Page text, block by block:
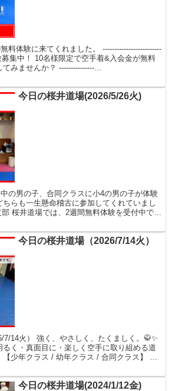
料体験に来てくれました。 -------------------------
集中！ 10名様限定で空手着&入会金が無料
みませんか？ ---------------...
今日の桜井道場(2026/5/26火)
の男の子、合同クラスに小4の男の子が体験
らも一生懸命稽古に参加してくれていまし
桜井道場では、2週間無料体験を受付中で
今日の桜井道場（2026/7/14火）
7/14火） 強く、やさしく、たくましく。🥋✨
く・真面目に・楽しく空手に取り組める道
【少年クラス / 幼年クラス / 合同クラス】 幼
今日の桜井道場(2024/1/12金)